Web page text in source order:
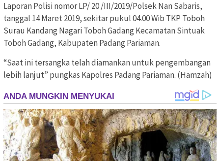
Laporan Polisi nomor LP/ 20 /III/2019/Polsek Nan Sabaris,
tanggal 14 Maret 2019, sekitar pukul 04.00 Wib TKP Toboh
Surau Kandang Nagari Toboh Gadang Kecamatan Sintuak
Toboh Gadang, Kabupaten Padang Pariaman.
“Saat ini tersangka telah diamankan untuk pengembangan
lebih lanjut” pungkas Kapolres Padang Pariaman. (Hamzah)